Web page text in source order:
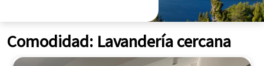
Comodidad: Lavandería cercana